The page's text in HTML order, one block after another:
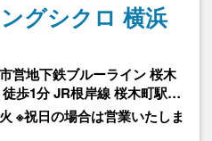
グシクロ 横浜
営地下鉄ブルーライン 桜木
徒歩1分 JR根岸線 桜木町駅…
※祝日の場合は営業いたしま